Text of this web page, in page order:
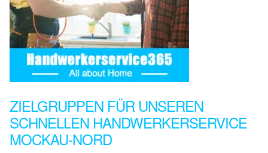
ZIELGRUPPEN FÜR UNSEREN
SCHNELLEN HANDWERKERSERVICE
MOCKAU-NORD